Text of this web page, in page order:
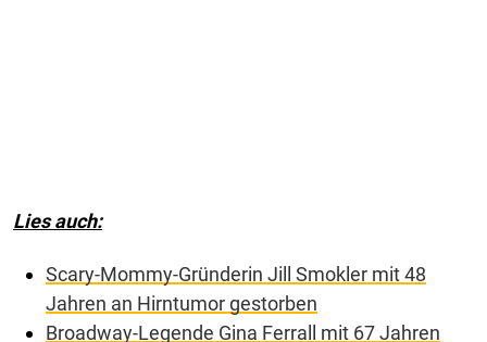
Lies auch:
Scary-Mommy-Gründerin Jill Smokler mit 48
Jahren an Hirntumor gestorben
Broadway-Legende Gina Ferrall mit 67 Jahren